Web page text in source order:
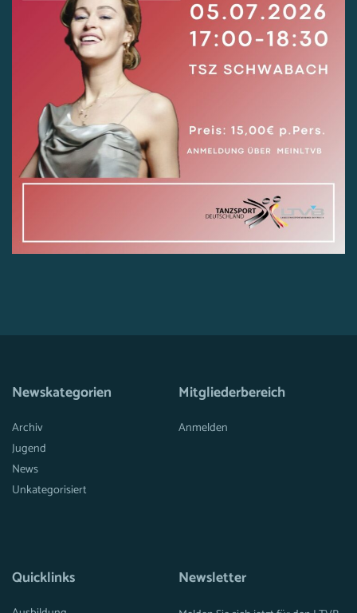
Newskategorien
Archiv
Jugend
News
Unkategorisiert
Mitgliederbereich
Anmelden
Quicklinks Newsletter